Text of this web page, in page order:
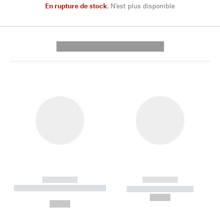
En rupture de stock, N'est plus disponible
------------
----------- ----------- --------
------------
----------- -----------